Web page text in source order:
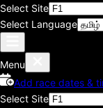
Select Site
Select Language
Menu
Add race dates &
Select Site